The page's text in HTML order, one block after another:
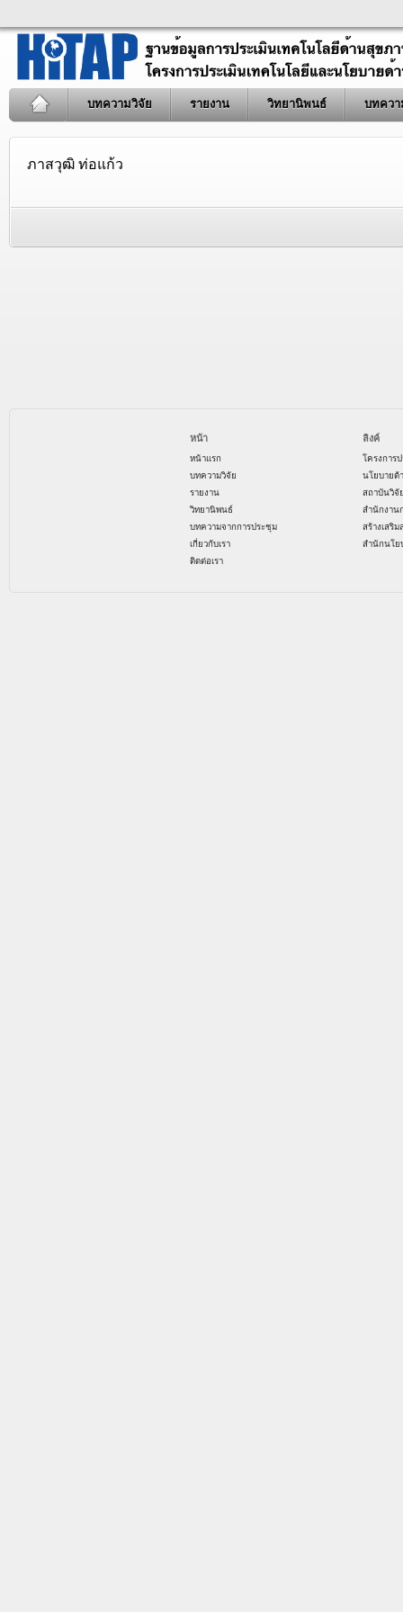
บทความวิจัย รายงาน วิทยานิพนธ์ บทควา
ภาสวุฒิ ท่อแก้ว
หน้า
หน้าแรก
บทความวิจัย
รายงาน
วิทยานิพนธ์
บทความจากการประชุม
เกี่ยวกับเรา
ติดต่อเรา
ลิงค์
โครงการ
นโยบายด้
สถาบันวิจั
สำนักงาน
สร้างเสริ
สำนักนโย